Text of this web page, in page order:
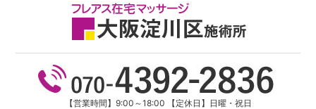
【営業時間】9:00～18:00 【定休日】日曜・祝日